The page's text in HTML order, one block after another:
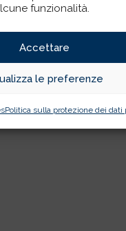
funzionalità.
Accettare
le preferenze
Politica sulla protezione dei dati